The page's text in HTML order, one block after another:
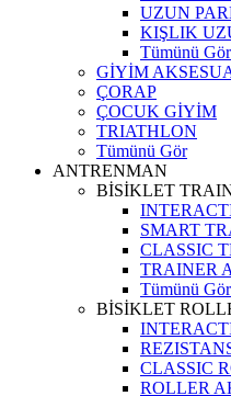
UZUN
KIŞLIK
Tümünü Gör
GİYİM
ÇORAP
ÇOCUK GİYİM
TRIATHLON
Tümünü Gör
ANTRENMAN
BİSİKLET
SMART
CLASSIC
TRAINER
Tümünü Gör
BİSİKLET
CLASSIC
ROLLER